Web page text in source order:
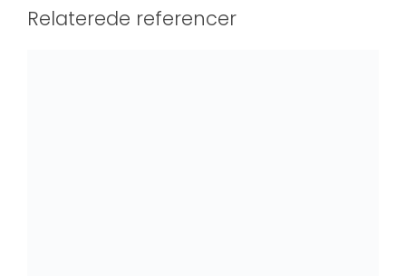
Relaterede referencer